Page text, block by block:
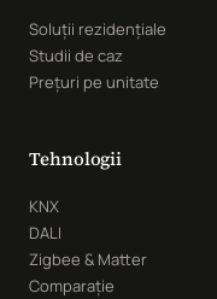
Soluții rezidențiale
Studii de caz
Prețuri pe unitate
Tehnologii
KNX
DALI
Zigbee & Matter
Comparație